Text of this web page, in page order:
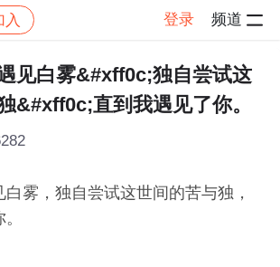
入 登录 频道
感慨 帖子详情
见白雾&#xff0c;独自尝试这
&#xff0c;直到我遇见了你。
雾，独自尝试这世间的苦与独，